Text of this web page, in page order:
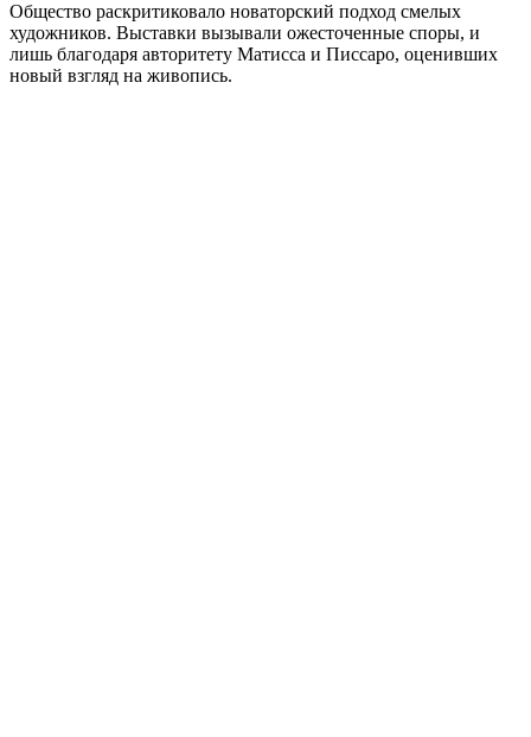
Общество раскритиковало новаторский подход смелых
художников. Выставки вызывали ожесточенные споры, и
лишь благодаря авторитету Матисса и Писсаро, оценивших
новый взгляд на живопись.